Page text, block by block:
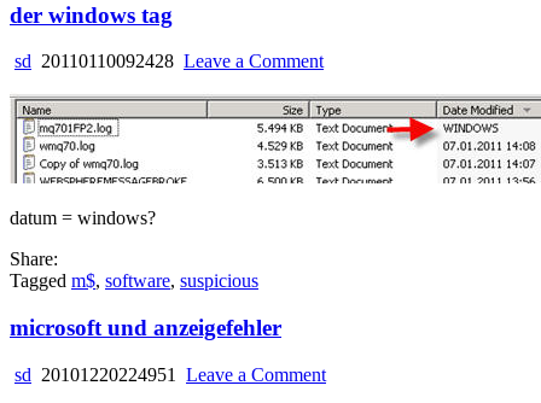
der windows tag
sd 20110110092428 Leave a Commenton
windows
tag
datum = windows?
Share:
Tagged m$, software, suspicious
microsoft und anzeigefehler
sd 20101220224951 Leave a Commenton